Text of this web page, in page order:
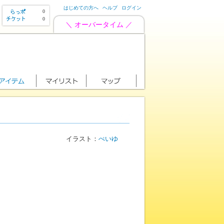
0
0
はじめての方へ ヘルプ ログイン
＼ オーバータイム ／
イラスト： ぺいゆ